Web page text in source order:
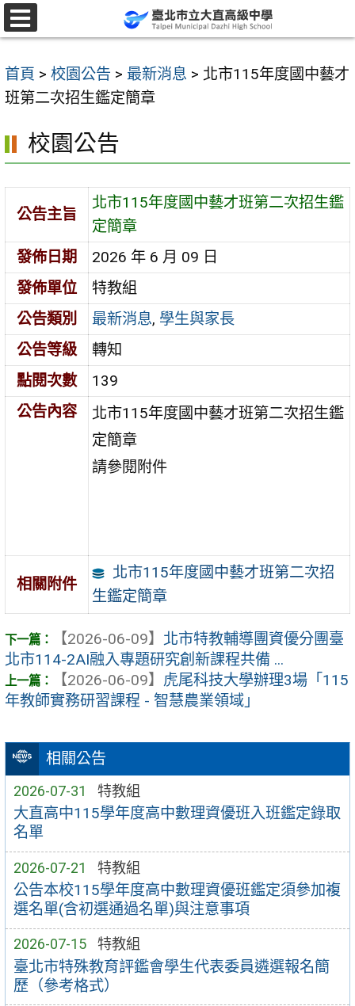
跳
至
要
內
區
首頁 > 校園公告 > 最新消息 > 北市115年度國中藝才
班第二次招生鑑定簡章
相關公告
2026-07-31 特教組
大直高中115學年度高中數理資優班入班鑑定錄取
名單
2026-07-21 特教組
公告本校115學年度高中數理資優班鑑定須參加複
選名單(含初選通過名單)與注意事項
2026-07-15 特教組
臺北市特殊教育評鑑會學生代表委員遴選報名簡
歷（參考格式）
校園公告
公告主旨
北市115年度國中藝才班第二次招生鑑
定簡章
發佈日期
2026 年 6 月 09 日
發佈單位
特教組
公告類別
最新消息, 學生與家長
公告等級
轉知
點閱次數
139
公告內容
北市115年度國中藝才班第二次招生鑑
定簡章
請參閱附件
相關附件
北市115年度國中藝才班第二次招
生鑑定簡章
【2026-06-09】 北市特教輔導團資優分團臺
北市114-2AI融入專題研究創新課程共備 ...
【2026-06-09】 虎尾科技大學辦理3場「115
年教師實務研習課程 - 智慧農業領域」
選
單